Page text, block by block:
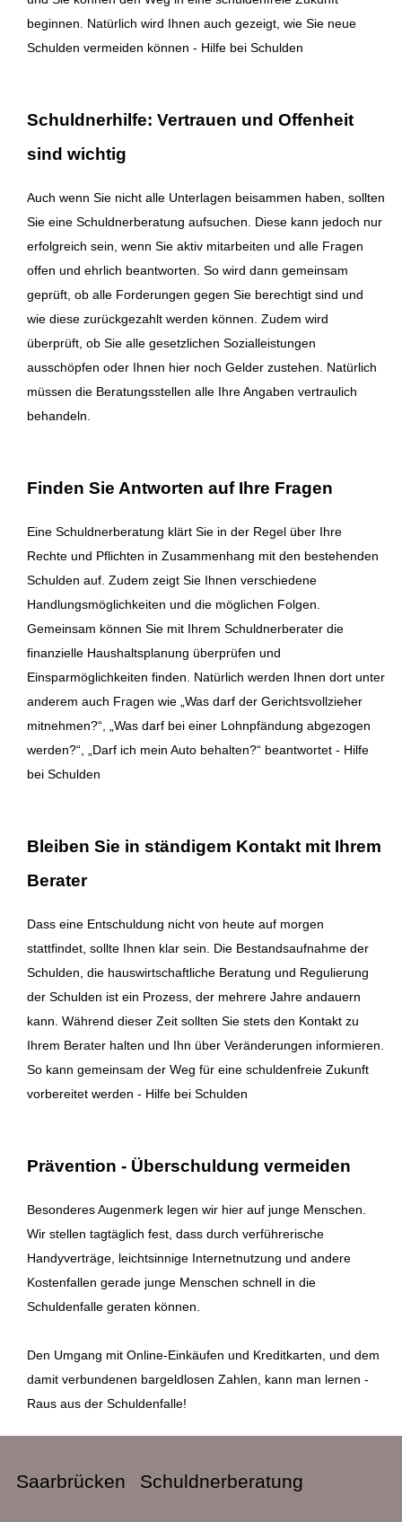
beginnen. Natürlich wird Ihnen auch gezeigt, wie Sie neue
Schulden vermeiden können - Hilfe bei Schulden
Schuldnerhilfe: Vertrauen und Offenheit
sind wichtig
Auch wenn Sie nicht alle Unterlagen beisammen haben, sollten
Sie eine Schuldnerberatung aufsuchen. Diese kann jedoch nur
erfolgreich sein, wenn Sie aktiv mitarbeiten und alle Fragen
offen und ehrlich beantworten. So wird dann gemeinsam
geprüft, ob alle Forderungen gegen Sie berechtigt sind und
wie diese zurückgezahlt werden können. Zudem wird
überprüft, ob Sie alle gesetzlichen Sozialleistungen
ausschöpfen oder Ihnen hier noch Gelder zustehen. Natürlich
müssen die Beratungsstellen alle Ihre Angaben vertraulich
behandeln.
Finden Sie Antworten auf Ihre Fragen
Eine Schuldnerberatung klärt Sie in der Regel über Ihre
Rechte und Pflichten in Zusammenhang mit den bestehenden
Schulden auf. Zudem zeigt Sie Ihnen verschiedene
Handlungsmöglichkeiten und die möglichen Folgen.
Gemeinsam können Sie mit Ihrem Schuldnerberater die
finanzielle Haushaltsplanung überprüfen und
Einsparmöglichkeiten finden. Natürlich werden Ihnen dort unter
anderem auch Fragen wie „Was darf der Gerichtsvollzieher
mitnehmen?“, „Was darf bei einer Lohnpfändung abgezogen
werden?“, „Darf ich mein Auto behalten?“ beantwortet - Hilfe
bei Schulden
Bleiben Sie in ständigem Kontakt mit Ihrem
Berater
Dass eine Entschuldung nicht von heute auf morgen
stattfindet, sollte Ihnen klar sein. Die Bestandsaufnahme der
Schulden, die hauswirtschaftliche Beratung und Regulierung
der Schulden ist ein Prozess, der mehrere Jahre andauern
kann. Während dieser Zeit sollten Sie stets den Kontakt zu
Ihrem Berater halten und Ihn über Veränderungen informieren.
So kann gemeinsam der Weg für eine schuldenfreie Zukunft
vorbereitet werden - Hilfe bei Schulden
Prävention - Überschuldung vermeiden
Besonderes Augenmerk legen wir hier auf junge Menschen.
Wir stellen tagtäglich fest, dass durch verführerische
Handyverträge, leichtsinnige Internetnutzung und andere
Kostenfallen gerade junge Menschen schnell in die
Schuldenfalle geraten können.
Den Umgang mit Online-Einkäufen und Kreditkarten, und dem
damit verbundenen bargeldlosen Zahlen, kann man lernen -
Raus aus der Schuldenfalle!
Saarbrücken Schuldnerberatung